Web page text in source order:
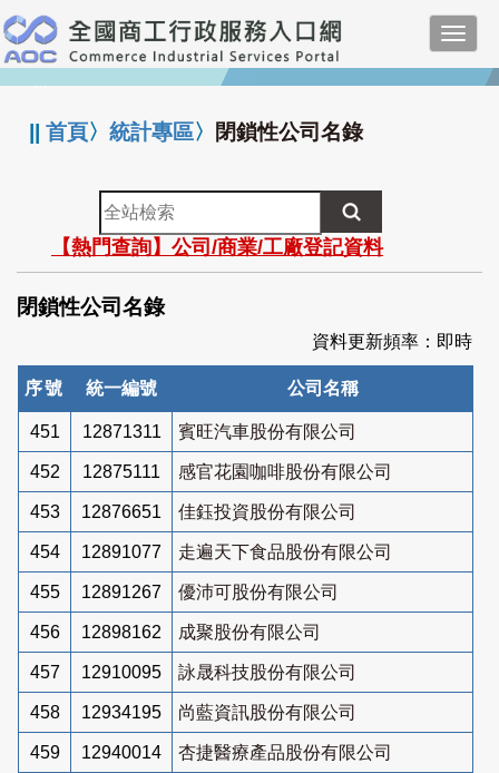
跳
到
主
要
:::
||首頁〉統計專區〉 閉鎖性公司名錄
全
站
檢
索
【熱門查詢】公司/商業/工廠登記資料
閉鎖性公司名錄
資料更新頻率：即時
序號 統一編號 公司名稱
451 12871311 賓旺汽車股份有限公司
452 12875111 感官花園咖啡股份有限公司
453 12876651 佳鈺投資股份有限公司
454 12891077 走遍天下食品股份有限公司
455 12891267 優沛可股份有限公司
456 12898162 成聚股份有限公司
457 12910095 詠晟科技股份有限公司
458 12934195 尚藍資訊股份有限公司
459 12940014 杏捷醫療產品股份有限公司